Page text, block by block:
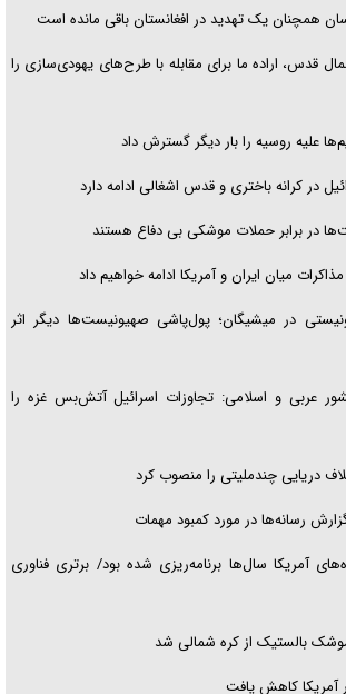
همچنان یک تهدید در افغانستان باقی مانده است
قدس، اراده ما برای مقابله با طرح‌های یهودی‌سازی را
علیه روسیه را بار دیگر گسترش داد
در کرانه باختری و قدس اشغالی ادامه دارد
در برابر حملات موشکی بی دفاع هستند
میان ایران و آمریکا ادامه خواهیم داد
در میشیگان؛ پول‌پاشی صهیونیست‌ها دیگر اثر
مشترک ۸ کشور عربی و اسلامی: تجاوزات اسرائیل آتش‌بس غزه را
دریایی چندملیتی را منصوب کرد
رسانه‌ها در مورد کمبود مهمات
آمریکا سال‌ها برنامه‌ریزی شده بود/ برتری فناوری
بالستیک از کره شمالی شد
کاهش یافت